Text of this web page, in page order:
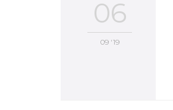
06
09 '19